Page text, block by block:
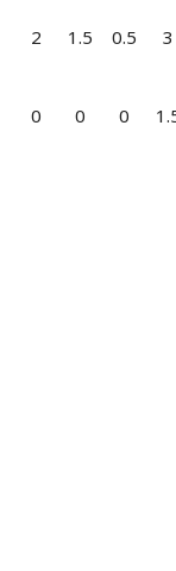
2 1.5 0.5 3
0 0 0